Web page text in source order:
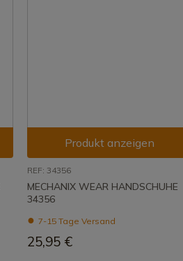
Produkt anzeigen
REF: 34356
MECHANIX WEAR HANDSCHUHE
34356
7-15 Tage Versand
25,95 €